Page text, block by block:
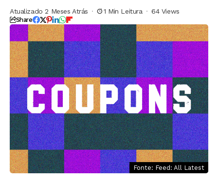
Atualizado 2 Meses Atrás 1 Min Leitura 64 Views
Share
Fonte: Feed: All Latest